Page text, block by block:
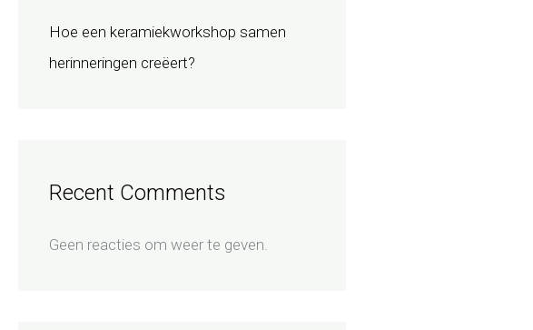
Hoe een keramiekworkshop samen
herinneringen creëert?
Recent Comments
Geen reacties om weer te geven.